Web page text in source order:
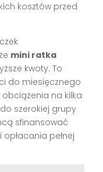
kosztów przed
mini ratka
kwoty. To
do miesięcznego
na kilka
szerokiej grupy
sfinansować
pełnej